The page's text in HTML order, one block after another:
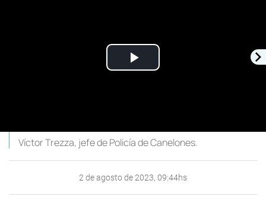
Play
Víctor Trezza, jefe de Policía de Canelones.
2 de agosto de 2023, 09:44hs